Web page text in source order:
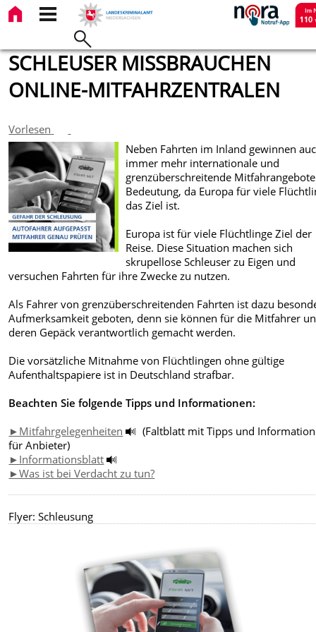
SCHLEUSER MISSBRAUCHEN
ONLINE-MITFAHRZENTRALEN
Vorlesen
Neben Fahrten im Inland gewinnen
immer mehr internationale und
grenzüberschreitende
Bedeutung, da Europa für viele
das Ziel ist.
Europa ist für viele Flüchtlinge Ziel der
Reise. Diese Situation machen sich
skrupellose Schleuser zu Eigen und
versuchen Fahrten für ihre Zwecke zu nutzen.
Als Fahrer von grenzüberschreitenden Fahrten ist dazu
Aufmerksamkeit geboten, denn sie können für die Mitfahrer
deren Gepäck verantwortlich gemacht werden.
Die vorsätzliche Mitnahme von Flüchtlingen ohne gültige
Aufenthaltspapiere ist in Deutschland strafbar.
Beachten Sie folgende Tipps und Informationen:
►Mitfahrgelegenheiten
(Faltblatt mit Tipps und
für Anbieter)
►Informationsblatt
►Was ist bei Verdacht zu tun?
Flyer: Schleusung